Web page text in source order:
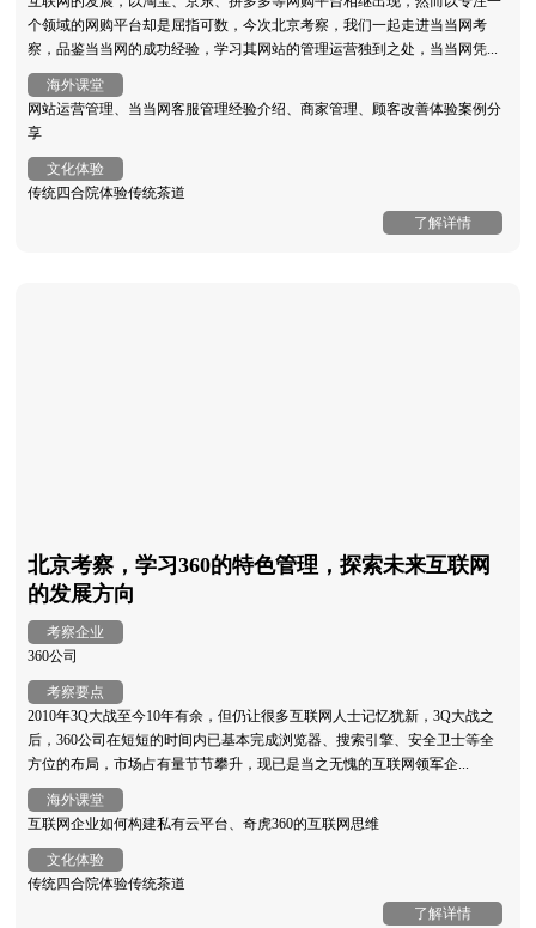
个领域的网购平台却是屈指可数，今次北京考察，我们一起走进当当网考
察，品鉴当当网的成功经验，学习其网站的管理运营独到之处，当当网凭...
海外课堂
网站运营管理、当当网客服管理经验介绍、商家管理、顾客改善体验案例分
享
文化体验
传统四合院体验传统茶道
了解详情
北京考察，学习360的特色管理，探索未来互联网
的发展方向
考察企业
360公司
考察要点
2010年3Q大战至今10年有余，但仍让很多互联网人士记忆犹新，3Q大战之
后，360公司在短短的时间内已基本完成浏览器、搜索引擎、安全卫士等全
方位的布局，市场占有量节节攀升，现已是当之无愧的互联网领军企...
海外课堂
互联网企业如何构建私有云平台、奇虎360的互联网思维
文化体验
传统四合院体验传统茶道
了解详情